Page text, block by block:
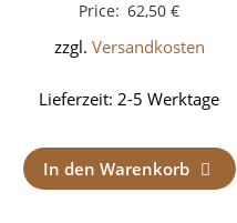
Price: 62,50€
zzgl. Versandkosten
Lieferzeit:2-5 Werktage
In den Warenkorb